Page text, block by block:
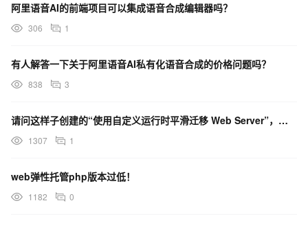
阿里语音AI的前端项目可以集成语音合成编辑器吗？
306 1
有人解答一下关于阿里语音AI私有化语音合成的价格问题吗？
838 3
请问这样子创建的“使用自定义运行时平滑迁移 Web Server”，弹性实例，按量计费，是每次请求都
1307 1
web弹性托管php版本过低！
1182 0